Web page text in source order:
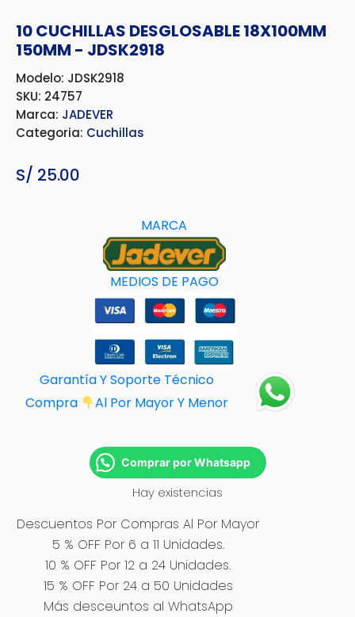
10 CUCHILLAS DESGLOSABLE 18X100MM
150MM - JDSK2918
Modelo: JDSK2918
SKU: 24757
Marca: JADEVER
Categoria: Cuchillas
S/ 25.00
MARCA
MEDIOS DE PAGO
Garantía Y Soporte Técnico
Compra
Al Por Mayor Y Menor
Comprar por Whatsapp
Hay existencias
Descuentos Por Compras Al Por Mayor
5 % OFF Por 6 a 11 Unidades.
10 % OFF Por 12 a 24 Unidades.
15 % OFF Por 24 a 50 Unidades
Más desceuntos al WhatsApp